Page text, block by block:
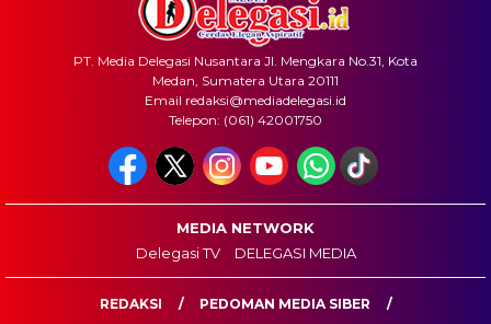
PT. Media Delegasi Nusantara Jl. Mengkara No.31, Kota
Medan, Sumatera Utara 20111
Email redaksi@mediadelegasi.id
Telepon: (061) 42001750
MEDIA NETWORK
Delegasi TV
DELEGASI MEDIA
REDAKSI PEDOMAN MEDIA SIBER